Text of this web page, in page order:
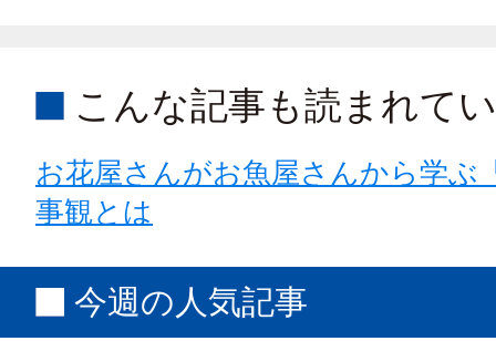
こんな記事も読まれて
お花屋さんがお魚屋さんから学ぶ
事観とは
今週の人気記事